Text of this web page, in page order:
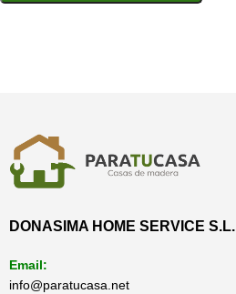
DONASIMA HOME SERVICE S.L.
Email:
info@paratucasa.net